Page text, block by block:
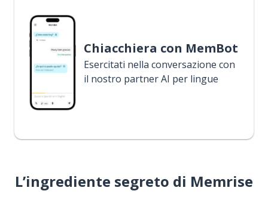
Chiacchiera con MemBot
Esercitati nella conversazione con
il nostro partner AI per lingue
L’ingrediente segreto di Memrise